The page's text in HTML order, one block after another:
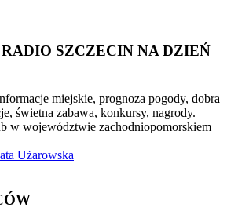
SZCZECIN NA DZIEŃ
miejskie, prognoza pogody, dobra
świetna zabawa, konkursy, nagrody.
w województwie zachodniopomorskiem
Użarowska